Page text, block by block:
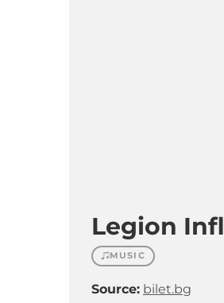
Legion
MUSIC
Source: bilet.bg